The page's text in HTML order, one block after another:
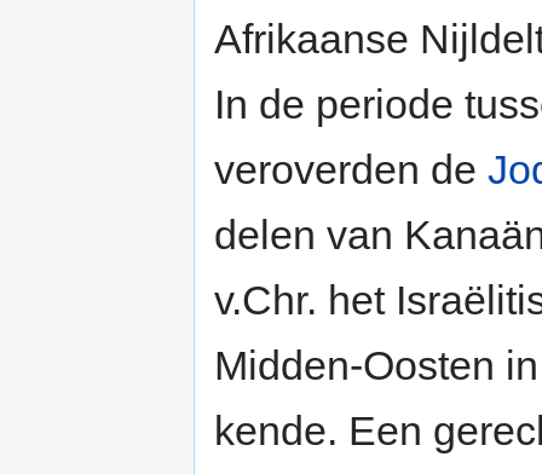
Afrikaanse
In de periode
veroverden de
delen van
v.Chr. het
Midden-Oosten
kende. Een